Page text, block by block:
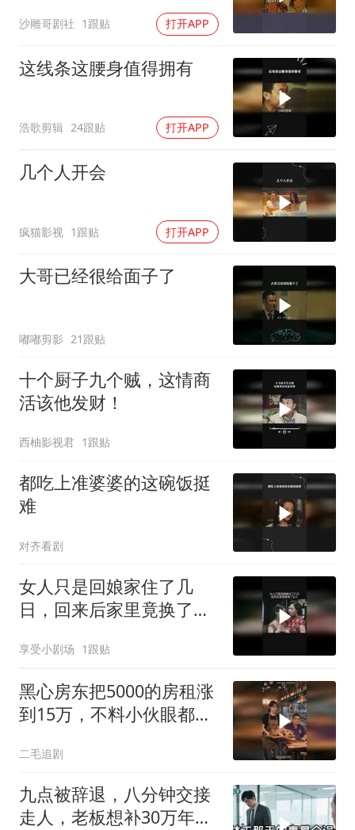
沙雕哥剧社 1跟贴 打开APP
这线条这腰身值得拥有
浩歌剪辑 24跟贴 打开APP
几个人开会
疯猫影视 1跟贴 打开APP
大哥已经很给面子了
嘟嘟剪影 21跟贴
十个厨子九个贼，这情商
活该他发财！
西柚影视君 1跟贴
都吃上准婆婆的这碗饭挺
难
对齐看剧
女人只是回娘家住了几
日，回来后家里竟换了主
享受小剧场 1跟贴
黑心房东把5000的房租涨
到15万，不料小伙眼都不
二毛追剧
九点被辞退，八分钟交接
走人，老板想补30万年终